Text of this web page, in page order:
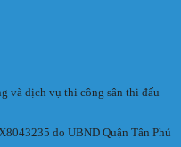
và dịch vụ thi công sân thi đấu
do UBND Quận Tân Phú